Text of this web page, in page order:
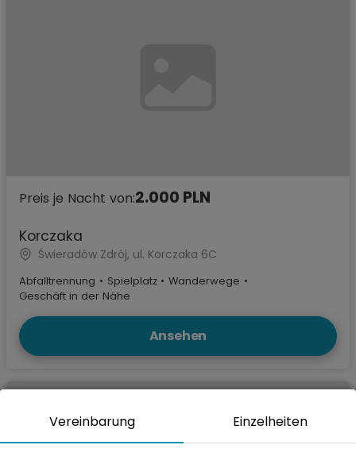
Preis je Nacht von:2.000 PLN
Korczaka
Świeradów Zdrój, ul. Korczaka 6C
Abfalltrennung • Spielplatz • Wanderwege •
Geschäft in der Nähe
Ansehen
Vereinbarung Einzelheiten